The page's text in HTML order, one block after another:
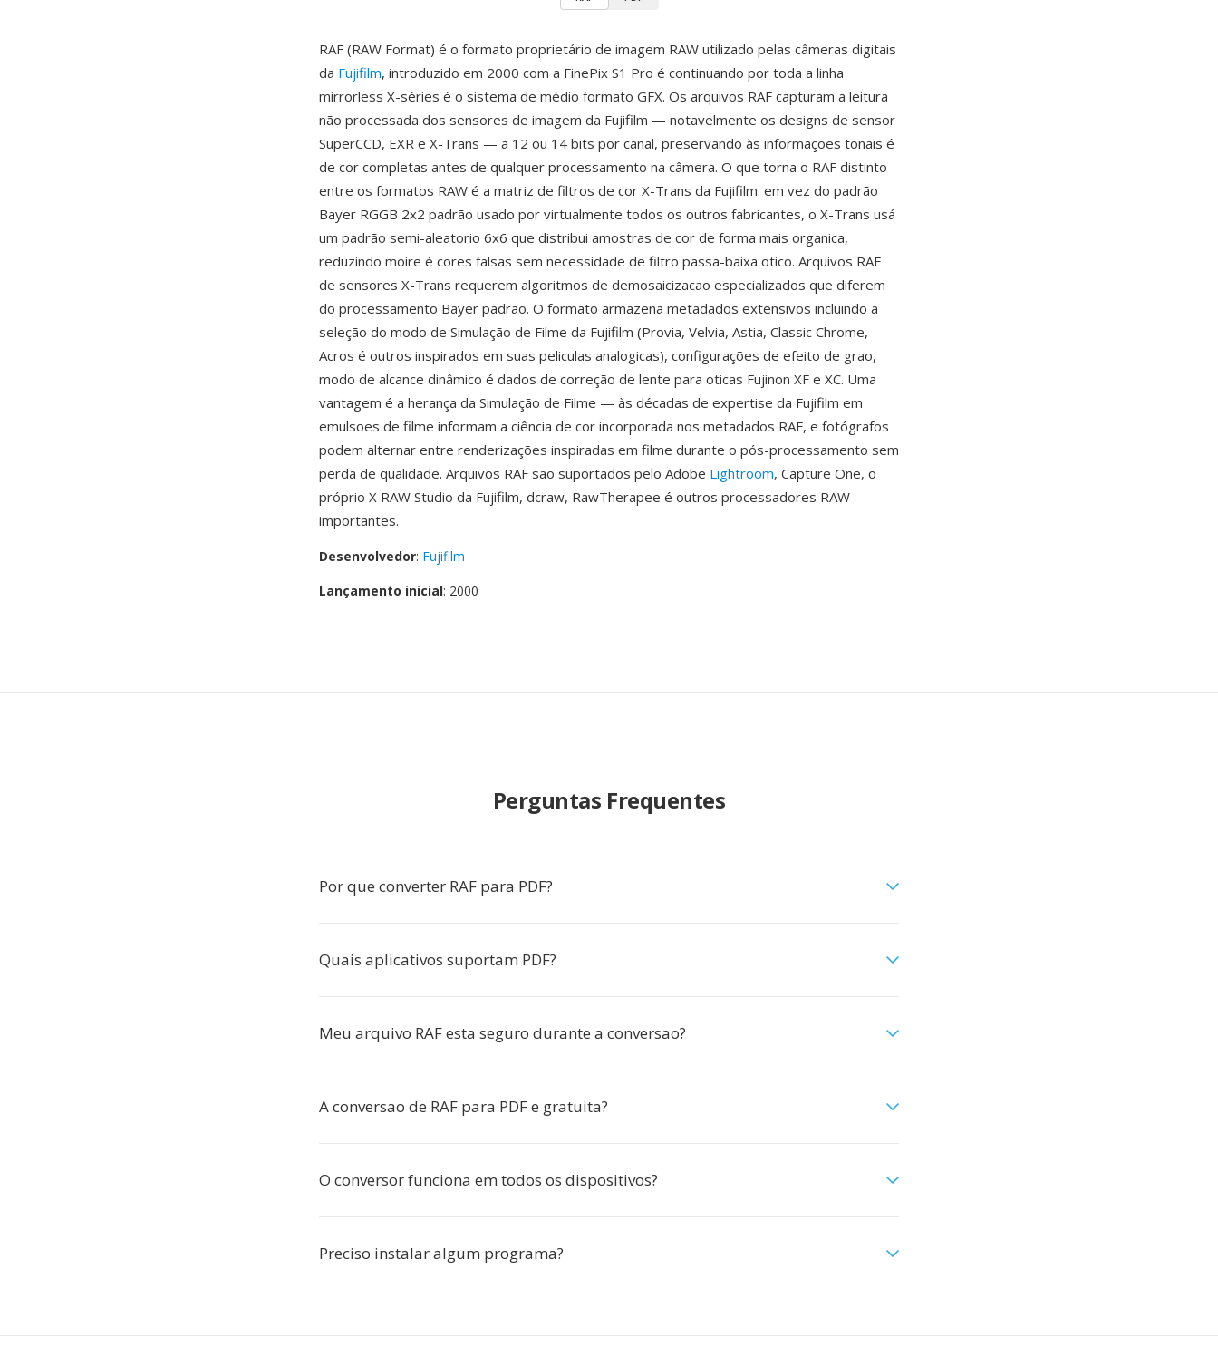
RAF (RAW Format) é o formato proprietário de imagem RAW utilizado pelas câmeras digitais
da Fujifilm, introduzido em 2000 com a FinePix S1 Pro é continuando por toda a linha
mirrorless X-séries é o sistema de médio formato GFX. Os arquivos RAF capturam a leitura
não processada dos sensores de imagem da Fujifilm — notavelmente os designs de sensor
SuperCCD, EXR e X-Trans — a 12 ou 14 bits por canal, preservando às informações tonais é
de cor completas antes de qualquer processamento na câmera. O que torna o RAF distinto
entre os formatos RAW é a matriz de filtros de cor X-Trans da Fujifilm: em vez do padrão
Bayer RGGB 2x2 padrão usado por virtualmente todos os outros fabricantes, o X-Trans usá
um padrão semi-aleatorio 6x6 que distribui amostras de cor de forma mais organica,
reduzindo moire é cores falsas sem necessidade de filtro passa-baixa otico. Arquivos RAF
de sensores X-Trans requerem algoritmos de demosaicizacao especializados que diferem
do processamento Bayer padrão. O formato armazena metadados extensivos incluindo a
seleção do modo de Simulação de Filme da Fujifilm (Provia, Velvia, Astia, Classic Chrome,
Acros é outros inspirados em suas peliculas analogicas), configurações de efeito de grao,
modo de alcance dinâmico é dados de correção de lente para oticas Fujinon XF e XC. Uma
vantagem é a herança da Simulação de Filme — às décadas de expertise da Fujifilm em
emulsoes de filme informam a ciência de cor incorporada nos metadados RAF, e fotógrafos
podem alternar entre renderizações inspiradas em filme durante o pós-processamento sem
perda de qualidade. Arquivos RAF são suportados pelo Adobe Lightroom, Capture One, o
próprio X RAW Studio da Fujifilm, dcraw, RawTherapee é outros processadores RAW
importantes.
Desenvolvedor: Fujifilm
Lançamento inicial: 2000
Perguntas Frequentes
Por que converter RAF para PDF?
Quais aplicativos suportam PDF?
Meu arquivo RAF esta seguro durante a conversao?
A conversao de RAF para PDF e gratuita?
O conversor funciona em todos os dispositivos?
Preciso instalar algum programa?